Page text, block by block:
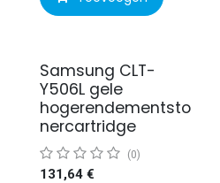
Samsung CLT-
Y506L gele
hogerendementsto
nercartridge
(0)
131,64€